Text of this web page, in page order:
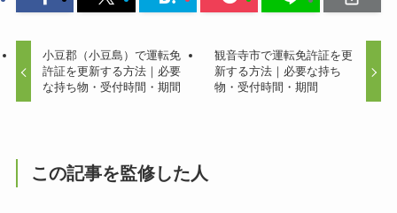
小豆郡（小豆島）で運転免
許証を更新する方法｜必要
な持ち物・受付時間・期間
観音寺市で運転免許証を更
新する方法｜必要な持ち
物・受付時間・期間
この記事を監修した人